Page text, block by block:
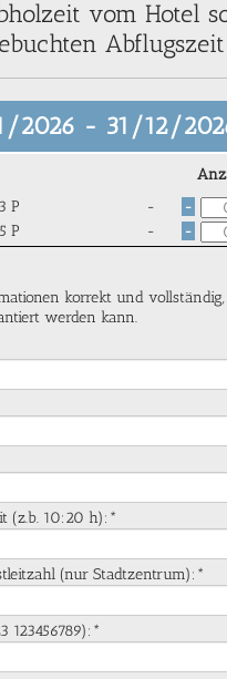
vom Hotel
2026 - 31/12/
P - -
P - -
korrekt und
werden kann.
(z.b. 10:20 h):*
(nur Stadtzentrum):*
123456789):*